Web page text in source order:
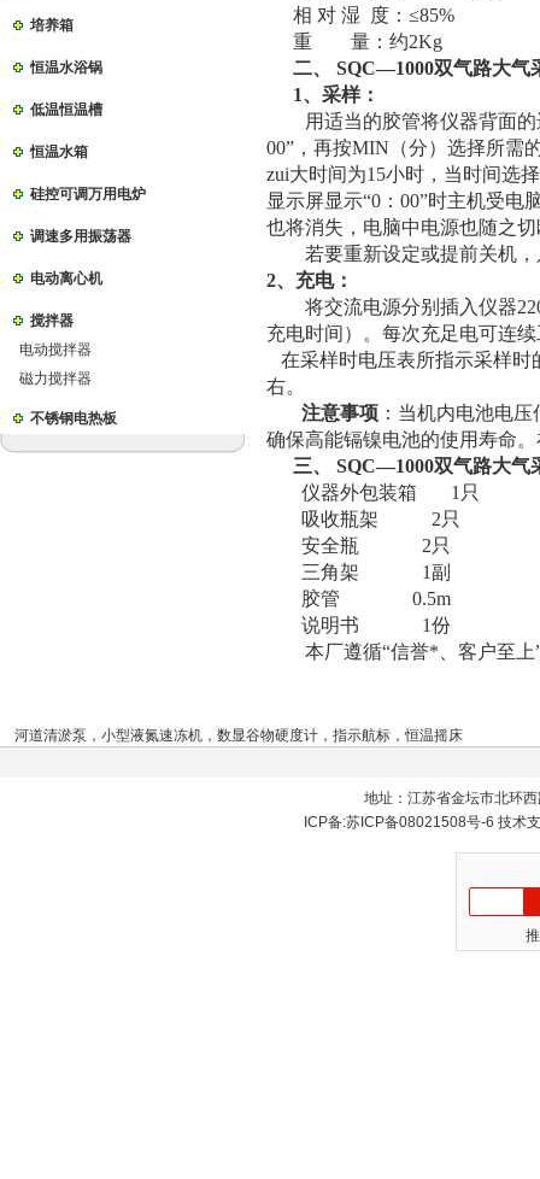
培养箱
恒温水浴锅
低温恒温槽
恒温水箱
硅控可调万用电炉
调速多用振荡器
电动离心机
搅拌器
电动搅拌器
磁力搅拌器
不锈钢电热板
相 对 湿 度： ≤85%
重 量：约2Kg
二、 SQC—1000双气路大气
1、采样：
用适当的胶管将仪器背面
00”，再按MIN（分）选择所需
zui大时间为15小时，当时间选
显示屏显示“0：00”时主机受电
也将消失，电脑中电源也随之
若要重新设定或提前关机
2、充电：
将交流电源分别插入仪器
充电时间）。每次充足电可连
在采样时电压表所指示采样时
右。
注意事项 ： 当机内电池电压
确保高能镉镍电池的使用寿命
三、 SQC—1000双气路大气
仪器外包装箱 1 只
吸收瓶架 2 只
安全瓶 2 只
三角架 1副
胶管 0.5m
说明书 1份
本厂遵循“信誉*、客户至
河道清淤泵 ， 小型液氮速冻机 ， 数显谷物硬度计 ， 指示航标 ，恒温摇床
地址：江苏省金坛市北环
ICP备:苏ICP备08021508号-6 技术